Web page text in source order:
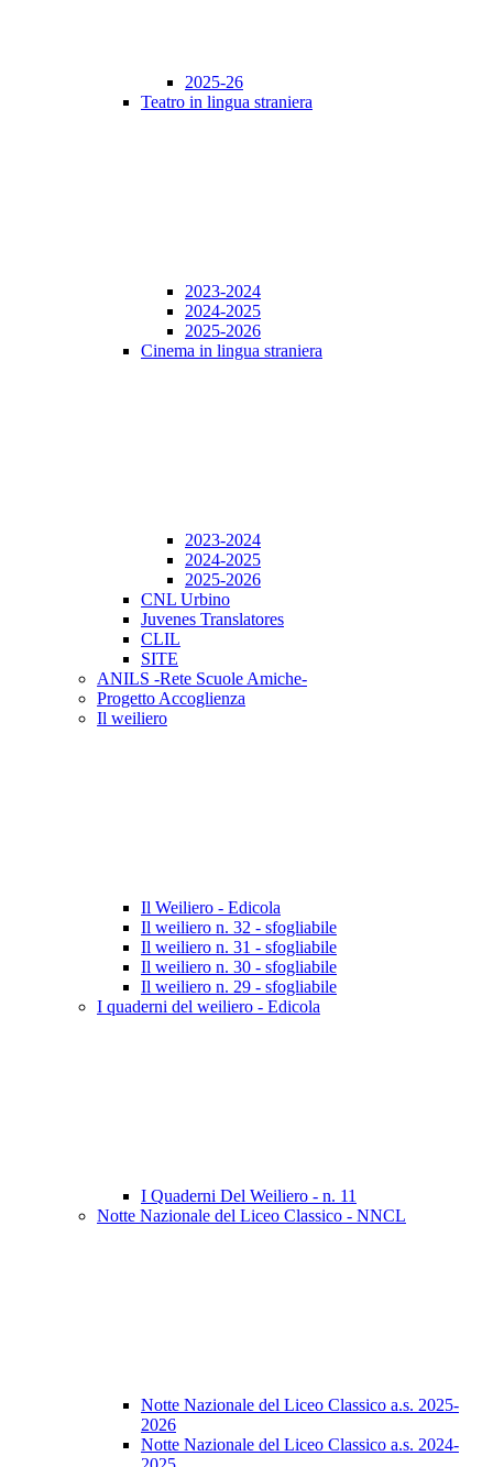
2025-26
Teatro in lingua straniera
2023-2024
2024-2025
2025-2026
Cinema in lingua straniera
2023-2024
2024-2025
2025-2026
CNL Urbino
Juvenes Translatores
CLIL
SITE
ANILS -Rete Scuole Amiche-
Progetto Accoglienza
Il weiliero
Il Weiliero - Edicola
Il weiliero n. 32 - sfogliabile
Il weiliero n. 31 - sfogliabile
Il weiliero n. 30 - sfogliabile
Il weiliero n. 29 - sfogliabile
I quaderni del weiliero - Edicola
I Quaderni Del Weiliero - n. 11
Notte Nazionale del Liceo Classico - NNCL
Notte Nazionale del Liceo Classico a.s. 2025-
2026
Notte Nazionale del Liceo Classico a.s. 2024-